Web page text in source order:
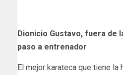
Dionicio Gustavo, fuera de
paso a entrenador
El mejor karateca que tiene la